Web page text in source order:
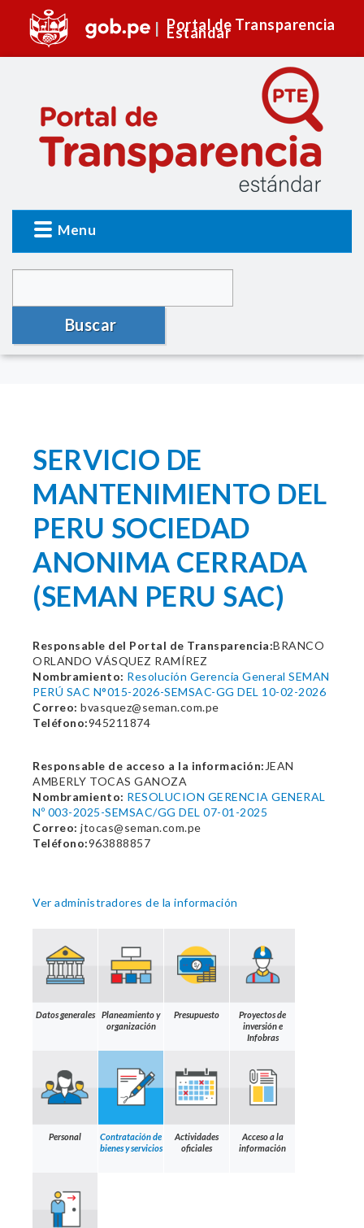
Portal de Transparencia
Estándar
Menu
Buscar
SERVICIO DE
MANTENIMIENTO DEL
PERU SOCIEDAD
ANONIMA CERRADA
(SEMAN PERU SAC)
Responsable del Portal de Transparencia:BRANCO
ORLANDO VÁSQUEZ RAMÍREZ
Nombramiento: Resolución Gerencia General SEMAN
PERÚ SAC N°015-2026-SEMSAC-GG DEL 10-02-2026
Correo: bvasquez@seman.com.pe
Teléfono:945211874
Responsable de acceso a la información: JEAN
AMBERLY TOCAS GANOZA
Nombramiento: RESOLUCION GERENCIA GENERAL
Nº 003-2025-SEMSAC/GG DEL 07-01-2025
Correo: jtocas@seman.com.pe
Teléfono:963888857
Ver administradores de la información
Datos generales
Planeamiento y
organización
Presupuesto
Proyectos de
inversión e
Infobras
Personal
Contratación de
bienes y servicios
Actividades
oficiales
Acceso a la
información